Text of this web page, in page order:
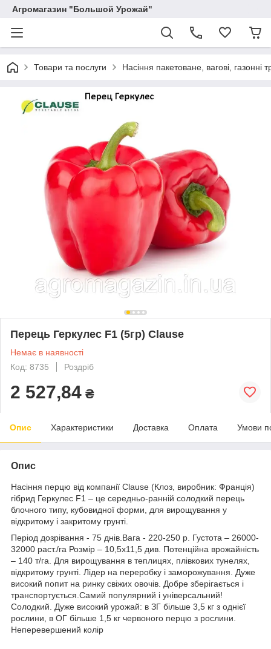
Агромагазин "Большой Урожай"
Товари та послуги Насіння пакетоване, вагові, газонні
Перець Геркулес F1 (5гр) Clause
Немає в наявності
Код: 8735
Роздріб
2 527,84 ₴
Опис Характеристики Доставка Оплата Умови
Опис
Насіння перцю від компанії Clause (Клоз, виробник: Франція)
гібрид Геркулес F1 – це середньо-ранній солодкий перець
блочного типу, кубовидної форми, для вирощування у
відкритому і закритому грунті.
Період дозрівання - 75 днів.Вага - 220-250 р. Густота – 26000-
32000 раст./га Розмір – 10,5х11,5 див. Потенційна врожайність
– 140 т/га. Для вирощування в теплицях, плівкових тунелях,
відкритому грунті. Лідер на переробку і заморожування. Дуже
високий попит на ринку свіжих овочів. Добре зберігається і
транспортується.Самий популярний і універсальний!
Солодкий. Дуже високий урожай: в ЗГ більше 3,5 кг з однієї
рослини, в ОГ більше 1,5 кг червоного перцю з рослини.
Неперевершений колір